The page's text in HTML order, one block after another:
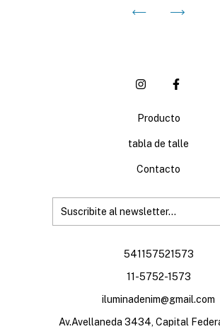
Producto
tabla de talle
Contacto
541157521573
11-5752-1573
iluminadenim@gmail.com
Av.Avellaneda 3434, Capital